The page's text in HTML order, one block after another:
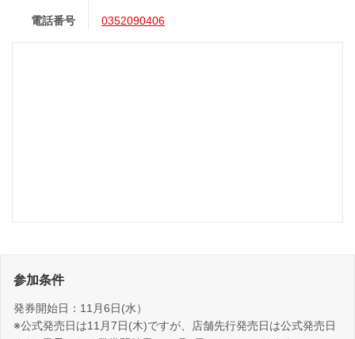
電話番号 0352090406
参加条件
発券開始日：11月6日(水）
※公式発売日は11月7日(木)ですが、店舗先行発売日は公式発売日